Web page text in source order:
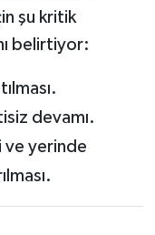
şu kritik
belirtiyor:
devamı.
ve yerinde